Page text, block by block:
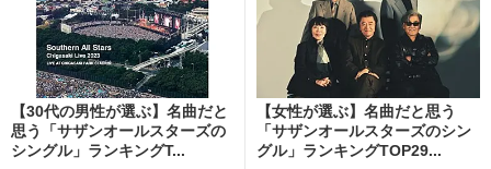
【30代の男性が選ぶ】名曲だと
思う「サザンオールスターズの
シングル」ランキングT...
【女性が選ぶ】名曲だと思う
「サザンオールスターズのシン
グル」ランキングTOP29...